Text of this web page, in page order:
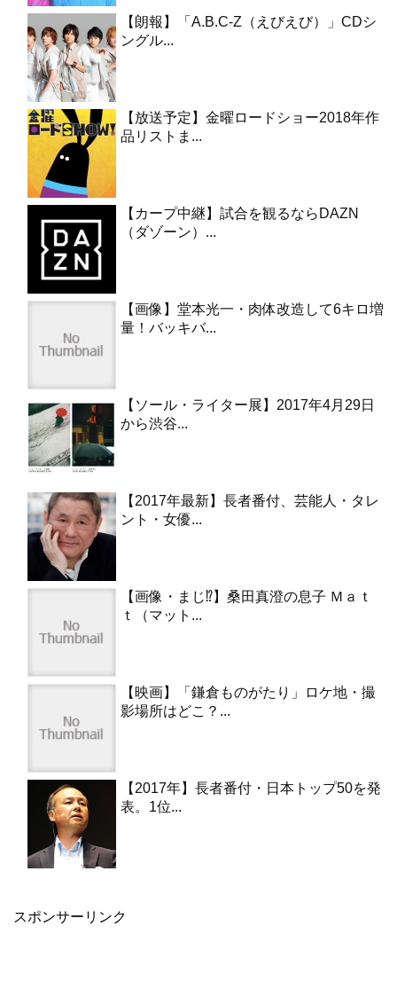
【朗報】「A.B.C-Z（えびえび）」CDシ
ングル...
【放送予定】金曜ロードショー2018年作
品リストま...
【カープ中継】試合を観るならDAZN
（ダゾーン）...
【画像】堂本光一・肉体改造して6キロ増
量！バッキバ...
【ソール・ライター展】2017年4月29日
から渋谷...
【2017年最新】長者番付、芸能人・タレ
ント・女優...
【画像・まじ⁉︎】桑田真澄の息子 Ｍａｔ
ｔ（マット...
【映画】「鎌倉ものがたり」ロケ地・撮
影場所はどこ？...
【2017年】長者番付・日本トップ50を発
表。1位...
スポンサーリンク